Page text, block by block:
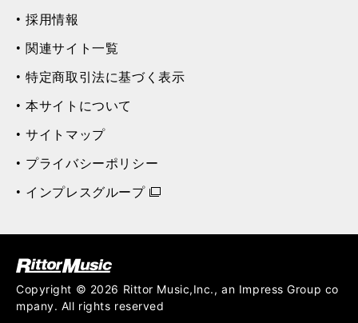
採用情報
関連サイト一覧
特定商取引法に基づく表示
本サイトについて
サイトマップ
プライバシーポリシー
インプレスグループ
ジック (Rittor Musi
Copyright © 2026 Rittor Music,Inc., an Impress Group co
mpany. All rights reserved